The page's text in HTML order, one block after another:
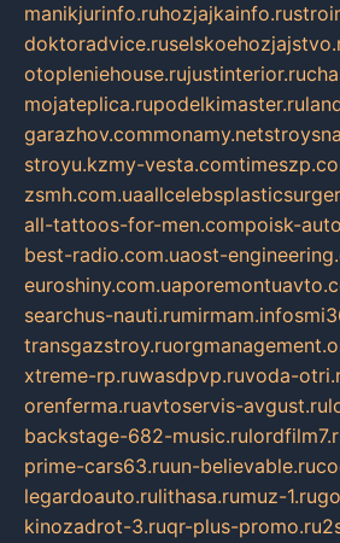
manikjurinfo.ruhozjajkainfo.ru
doktoradvice.ru
otopleniehouse.rujustinterior.ru
mojateplica.rupodelkimaster.ru
garazhov.commonamy.net
stroyu.kzmy-vesta.com
zsmh.com.ua
all-tattoos-for-men.compoisk-
best-radio.com.uaost-
euroshiny.com.ua
searchus-nauti.rumirmam.info
transgazstroy.ru
xtreme-rp.ruwasdpvp.ruvoda-
orenferma.ruavtoservis-avgust.ru
backstage-682-music.ru
prime-cars63.ruun-believable.ru
legardoauto.rulithasa.rumuz-1.ru
kinozadrot-3.ruqr-plus-promo.ru